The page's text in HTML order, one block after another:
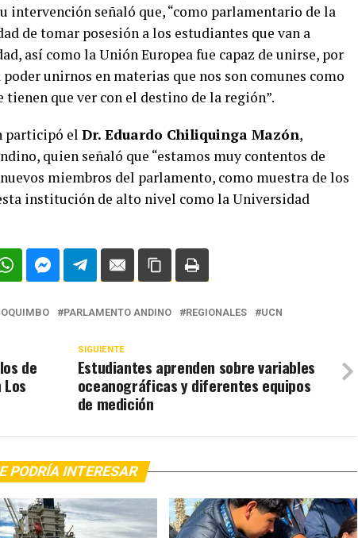
intervención señaló que, “como parlamentario de la
de tomar posesión a los estudiantes que van a
así como la Unión Europea fue capaz de unirse, por
unirnos en materias que nos son comunes como
que ver con el destino de la región”.
participó el Dr. Eduardo Chiliquinga Mazón,
quien señaló que “estamos muy contentos de
miembros del parlamento, como muestra de los
institución de alto nivel como la Universidad
PARLAMENTO ANDINO REGIONALES UCN
SIGUIENTE
Estudiantes aprenden sobre variables
oceanográficas y diferentes equipos
de medición
de
PODRÍA INTERESAR